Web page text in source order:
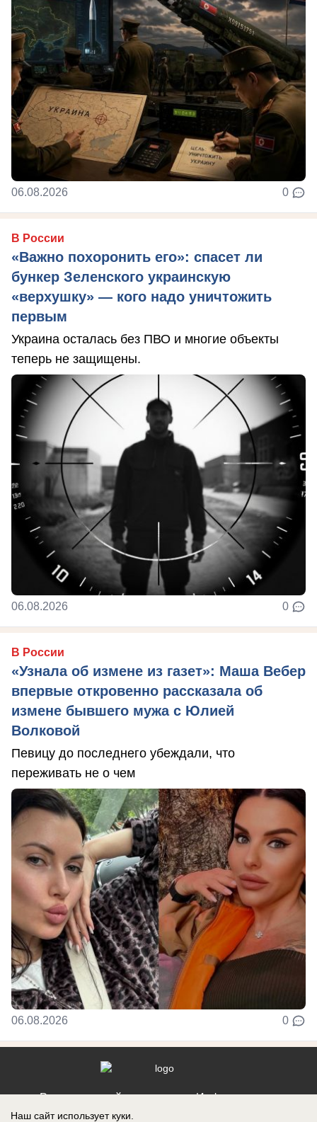
06.08.2026 0
В России
«Важно похоронить его»: спасет ли
бункер Зеленского украинскую
«верхушку» — кого надо уничтожить
первым
Украина осталась без ПВО и многие объекты
теперь не защищены.
06.08.2026 0
В России
«Узнала об измене из газет»: Маша Вебер
впервые откровенно рассказала об
измене бывшего мужа с Юлией
Волковой
Певицу до последнего убеждали, что
переживать не о чем
06.08.2026 0
Реклама на сайте
Контакты
Информация
Наш сайт использует куки.